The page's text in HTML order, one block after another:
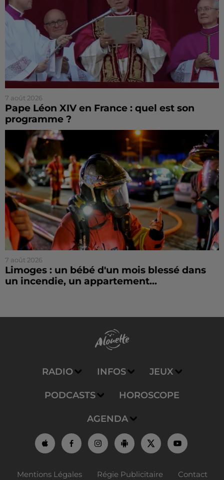
7 août 2026
Pape Léon XIV en France : quel est son
programme ?
7 août 2026
Limoges : un bébé d'un mois blessé dans
un incendie, un appartement...
RADIO INFOS JEUX
PODCASTS HOROSCOPE
AGENDA
Mentions Légales Régie Publicitaire Contact